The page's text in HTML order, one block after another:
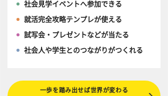
社会見学イベントへ参加できる
就活完全攻略テンプレが使える
試写会・プレゼントなどが当たる
社会人や学生とのつながりがつくれる
一歩を踏み出せば世界が変わる